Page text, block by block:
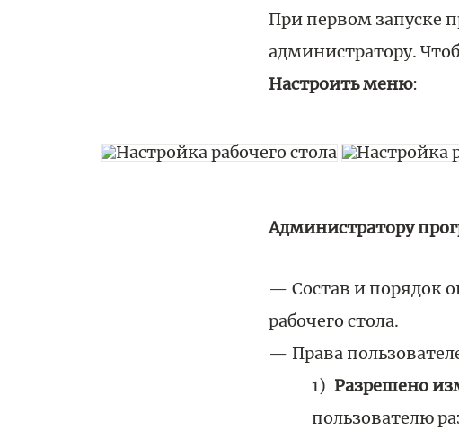
При первом запуске
администратору.
Настроить меню:
Администратору
Состав и порядок
рабочего стола.
Права
Разрешено
пользователю